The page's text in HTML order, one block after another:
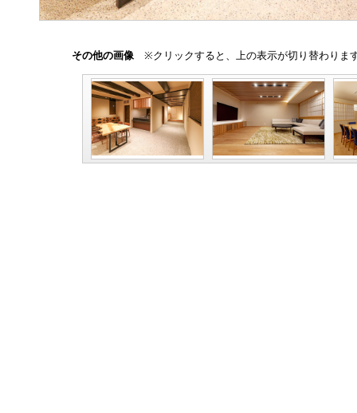
その他の画像 ※クリックすると、上の表示が切り替わりま